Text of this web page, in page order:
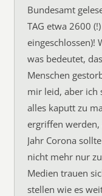
Bundesamt
TAG etwa 2600
eingeschlossen)!
was bedeutet,
Menschen
mir leid, aber ich
alles kaputt zu
ergriffen
Jahr Corona
nicht mehr nur
Medien trauen
stellen wie es